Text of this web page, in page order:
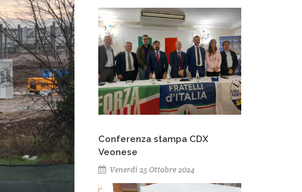
Conferenza stampa CDX
Veonese
Venerdì 25 Ottobre 2024